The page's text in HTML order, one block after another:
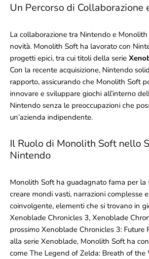
Un Percorso di Collaborazione
La collaborazione tra Nintendo e
novità. Monolith Soft ha lavorato con
progetti epici, tra cui titoli della serie
Con la recente acquisizione, Nintendo
rapporto, assicurando che Monolith Soft
innovare e sviluppare giochi all’interno
Nintendo senza le preoccupazioni che
un’azienda indipendente.
Il Ruolo di Monolith Soft nello
Nintendo
Monolith Soft ha guadagnato fama per la
creare mondi vasti, narrazioni complesse
coinvolgente, elementi che si trovano in
Xenoblade Chronicles 3, Xenoblade
prossimo Xenoblade Chronicles 3: Future
alla serie Xenoblade, Monolith Soft ha
come The Legend of Zelda: Breath of